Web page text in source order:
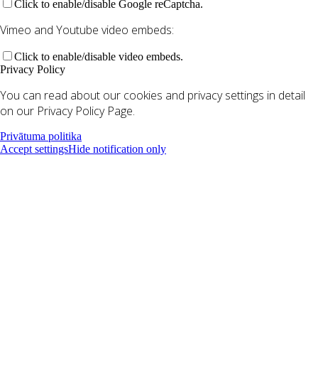
Click to enable/disable Google reCaptcha.
Vimeo and Youtube video embeds:
Click to enable/disable video embeds.
Privacy Policy
You can read about our cookies and privacy settings in detail
on our Privacy Policy Page.
Privātuma politika
Accept settingsHide notification only